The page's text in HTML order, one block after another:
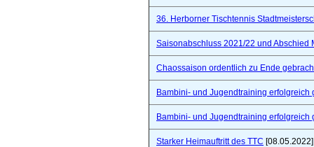
36. Herborner Tischtennis
Saisonabschluss 2021/22 und Abschied
Chaossaison ordentlich zu Ende
Bambini- und Jugendtraining erfolgreich
Bambini- und Jugendtraining erfolgreich
Starker Heimauftritt des TTC [08.05.2022]